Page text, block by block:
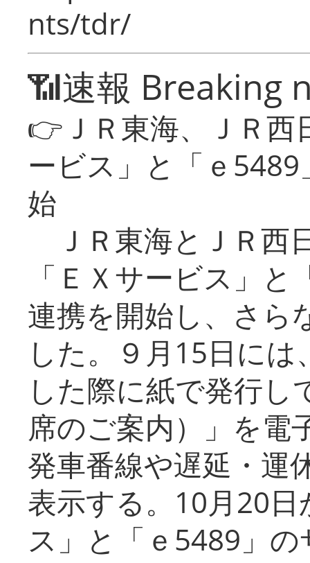
nts/tdr/
📶速報 Breaking
👉ＪＲ東海、ＪＲ
ービス」と「ｅ
始
ＪＲ東海とＪＲ西
「ＥＸサービス」
連携を開始し、さら
した。９月15日に
した際に紙で発行し
席のご案内）」を電
発車番線や遅延・運
表示する。10月20
ス」と「ｅ5489」